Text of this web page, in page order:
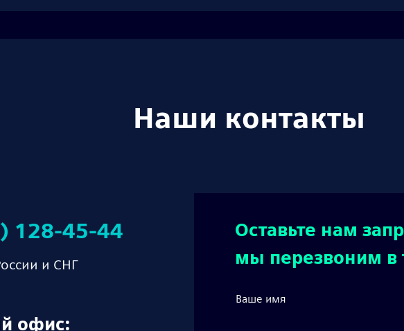
Наши контакты
Оставьте нам
мы перезвоним в
и СНГ
Ваше имя
128-45-44
офис: